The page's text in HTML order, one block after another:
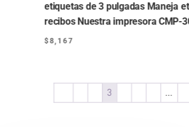
etiquetas de 3 pulgadas Maneja
recibos Nuestra impresora CMP-
$8,167
3 …